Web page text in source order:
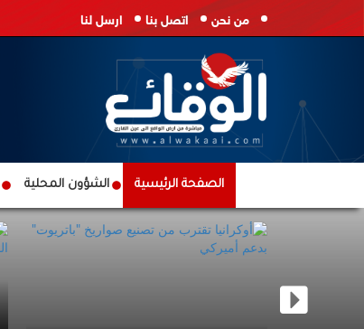
من نحن اتصل بنا ارسل لنا
الصفحة الرئيسية الشؤون المحلية